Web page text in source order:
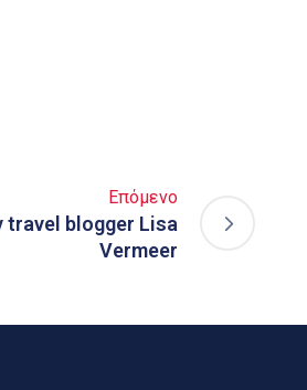
Επόμενο
travel blogger Lisa
Vermeer